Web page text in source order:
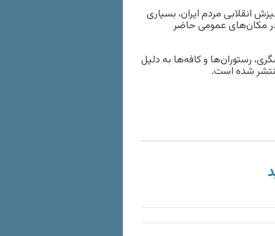
انقلابی مردم ایران، بسیاری
در مکان‌های عمومی حاضر
رستوران‌ها و کافه‌ها به دلیل
شده است.